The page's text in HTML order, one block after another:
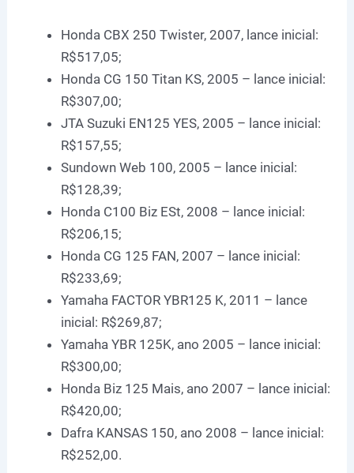
Honda CBX 250 Twister, 2007, lance inicial:
R$517,05;
Honda CG 150 Titan KS, 2005 – lance inicial:
R$307,00;
JTA Suzuki EN125 YES, 2005 – lance inicial:
R$157,55;
Sundown Web 100, 2005 – lance inicial:
R$128,39;
Honda C100 Biz ESt, 2008 – lance inicial:
R$206,15;
Honda CG 125 FAN, 2007 – lance inicial:
R$233,69;
Yamaha FACTOR YBR125 K, 2011 – lance
inicial: R$269,87;
Yamaha YBR 125K, ano 2005 – lance inicial:
R$300,00;
Honda Biz 125 Mais, ano 2007 – lance inicial:
R$420,00;
Dafra KANSAS 150, ano 2008 – lance inicial:
R$252,00.